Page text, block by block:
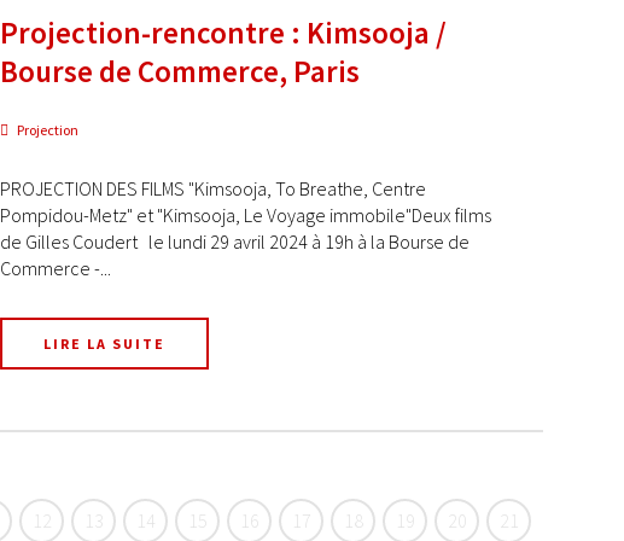
Projection-rencontre : Kimsooja /
Bourse de Commerce, Paris
Projection
PROJECTION DES FILMS "Kimsooja, To Breathe, Centre
Pompidou-Metz" et "Kimsooja, Le Voyage immobile"Deux films
de Gilles Coudert le lundi 29 avril 2024 à 19h à la Bourse de
Commerce -...
LIRE LA SUITE
12 13 14 15 16 17 18 19 20 21